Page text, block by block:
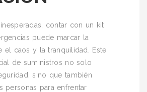
contar con un kit
puede marcar la
el caos y la tranquilidad. Este
de suministros no solo
sino que también
personas para enfrentar